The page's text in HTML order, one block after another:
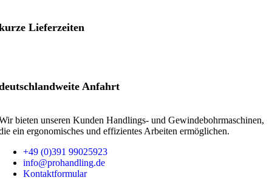
Lieferzeiten
Anfahrt
bieten unseren Kunden Handlings- und Gewinde­bohrmaschinen,
ein ergonomisches und effizientes Arbeiten ermöglichen.
+49 (0)391 99025923
info@prohandling.de
Kontaktformular